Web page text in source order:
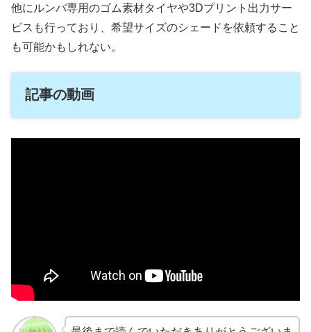
他にルンバ専用のゴム素材タイヤや3Dプリント出力サー
ビスも行っており、希望サイズのシェードを依頼すること
も可能かもしれない。
記事の動画